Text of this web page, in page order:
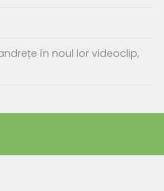
în noul lor videoclip,